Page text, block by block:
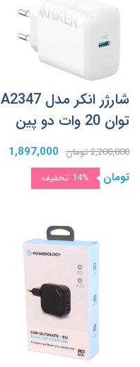
شارژر انکر مدل A2347
توان 20 وات دو پین
2,200,000 تومان
1,897,000
تومان
14% تخفیف